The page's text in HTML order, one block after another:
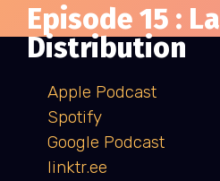
Episode 15 : La
Distribution
Apple Podcast
Spotify
Google Podcast
linktr.ee